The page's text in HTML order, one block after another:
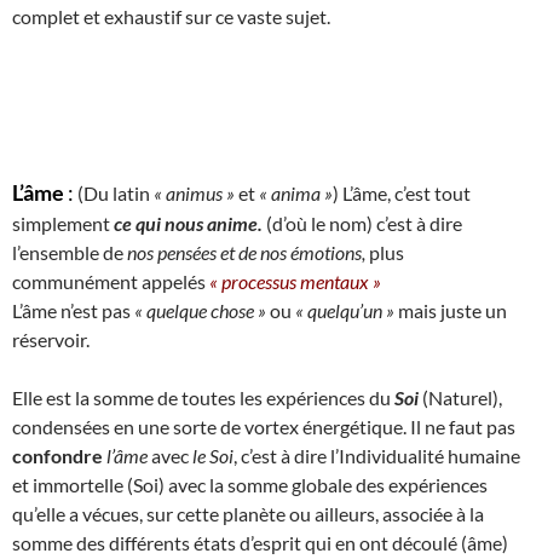
complet et exhaustif sur ce vaste sujet.
L’âme : (Du latin « animus » et « anima ») L’âme, c’est tout
simplementce qui nous anime. (d’où le nom) c’est à dire
l’ensemble denos pensées et de nos émotions, plus
communément appelés « processus mentaux »
L’âme n’est pas « quelque chose » ou « quelqu’un » mais juste un
réservoir.
Elle est la somme de toutes les expériences du Soi (Naturel),
condensées en une sorte de vortex énergétique. Il ne faut pas
confondre l’âmeavec le Soi , c’est à dire l’Individualité humaine
et immortelle (Soi) avec la somme globale des expériences
qu’elle a vécues, sur cette planète ou ailleurs, associée à la
somme des différents états d’esprit qui en ont découlé (âme)